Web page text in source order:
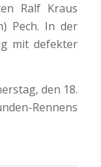
Ralf Kraus
Pech. In der
mit defekter
den 18.
Rennens